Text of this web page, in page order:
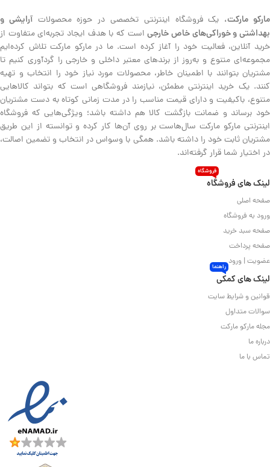
مارکو مارکت، یک فروشگاه اینترنتی تخصصی در حوزه محصولاتآرایشی و
بهداشتی و خوراکی‌های خاص خارجیاست که با هدف ایجاد تجربه‌ای متفاوت از
خرید آنلاین، فعالیت خود را آغاز کرده است. ما در مارکو مارکت تلاش کرده‌ایم
مجموعه‌ای متنوع و به‌روز از برندهای معتبر داخلی و خارجی را گردآوری کنیم تا
مشتریان بتوانند با اطمینان خاطر، محصولات مورد نیاز خود را انتخاب و تهیه
کنند. یک خرید اینترنتی مطمئن، نیازمند فروشگاهی است که بتواند کالاهایی
متنوع، باکیفیت و دارای قیمت مناسب را در مدت زمانی کوتاه به دست مشتریان
خود برساند و ضمانت بازگشت کالا هم داشته باشد؛ ویژگی‌هایی که فروشگاه
اینترنتی مارکو مارکت سال‌هاست بر روی آن‌ها کار کرده و توانسته از این طریق
مشتریان ثابت خود را داشته باشد. همگی با وسواس در انتخاب و تضمین اصالت،
در اختیار شما قرار گرفته‌اند.
لینک های فروشگاه
فروشگاه
صفحه اصلی
ورود به فروشگاه
صفحه سبد خرید
صفحه پرداخت
عضویت | ورود
لینک های کمکی
راهنما
قوانین و شرایط سایت
سوالات متداول
مجله مارکو مارکت
درباره ما
تماس با ما